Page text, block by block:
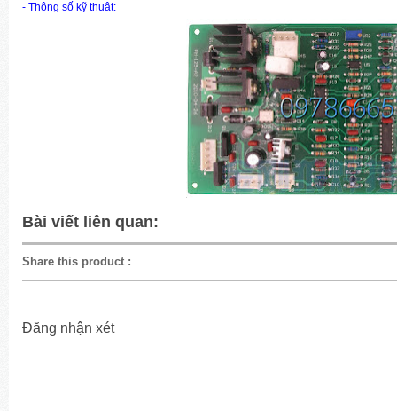
- Thông số kỹ thuật:
Bài viết liên quan:
Share this product :
Đăng nhận xét